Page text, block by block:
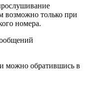
возможно только при
номера.
можно обратившись в